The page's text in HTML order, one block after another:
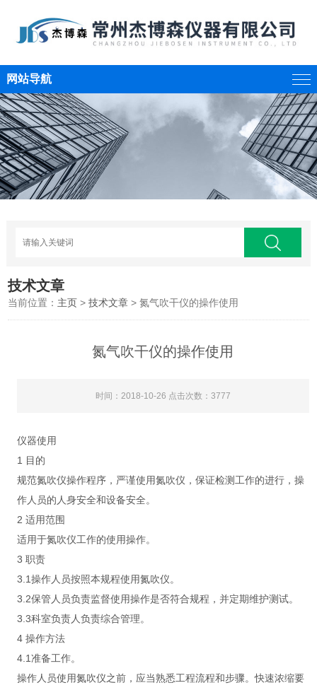
网站导航
技术文章
当前位置： 主页 >技术文章 > 氮气吹干仪的操作使用
氮气吹干仪的操作使用
时间：2018-10-26 点击次数：3777
仪器使用
1 目的
规范氮吹仪操作程序，严谨使用氮吹仪，保证检测工作的进行，操
作人员的人身安全和设备安全。
2 适用范围
适用于氮吹仪工作的使用操作。
3 职责
3.1操作人员按照本规程使用氮吹仪。
3.2保管人员负责监督使用操作是否符合规程，并定期维护测试。
3.3科室负责人负责综合管理。
4 操作方法
4.1准备工作。
操作人员使用氮吹仪之前，应当熟悉工程流程和步骤。快速浓缩要